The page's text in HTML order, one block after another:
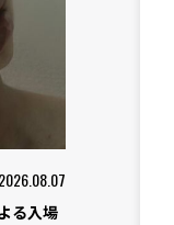
2026.08.07
る入場